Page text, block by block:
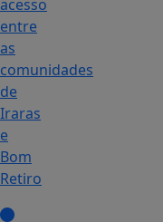
acesso
entre
as
comunidades
de
Iraras
e
Bom
Retiro